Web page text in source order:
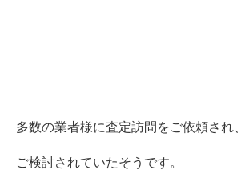
多数の業者様に査定訪問をご依頼され、
ご検討されていたそうです。